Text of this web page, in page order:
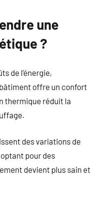
une
?
de l’énergie,
offre un confort
thermique réduit la
des variations de
pour des
devient plus sain et